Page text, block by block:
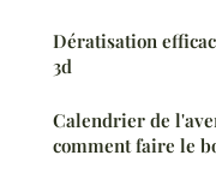
Dératisation
3d
Calendrier de
comment faire le